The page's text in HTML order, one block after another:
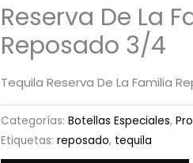
Reserva De La
Reposado 3/4
Tequila Reserva De La Familia
Categorías: Botellas Especiales,
Etiquetas: reposado, tequila